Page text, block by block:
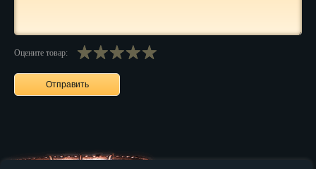
Новосибирск
Оцените товар: